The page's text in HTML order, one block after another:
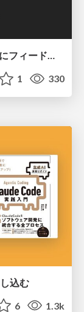
最高のシステムプロンプトを作るためにフィードバック機能を導入した話
1 330
込む
6 1.3k